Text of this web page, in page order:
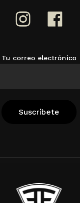
Tu correo electrónico